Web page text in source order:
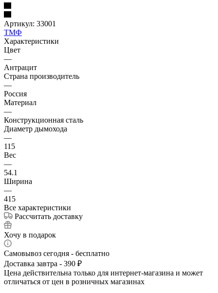
Артикул: 33001
ТМФ
Характеристики
Цвет
—
Антрацит
Страна производитель
—
Россия
Материал
—
Конструкционная сталь
Диаметр дымохода
—
115
Вес
—
54.1
Ширина
—
415
Все характеристики
Рассчитать доставку
Хочу в подарок
Самовывоз сегодня - бесплатно
Доставка завтра - 390 ₽
Цена действительна только для интернет-магазина и может
отличаться от цен в розничных магазинах